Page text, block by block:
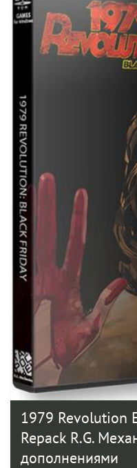
1979 Revolution
Repack R.G.
дополнениями